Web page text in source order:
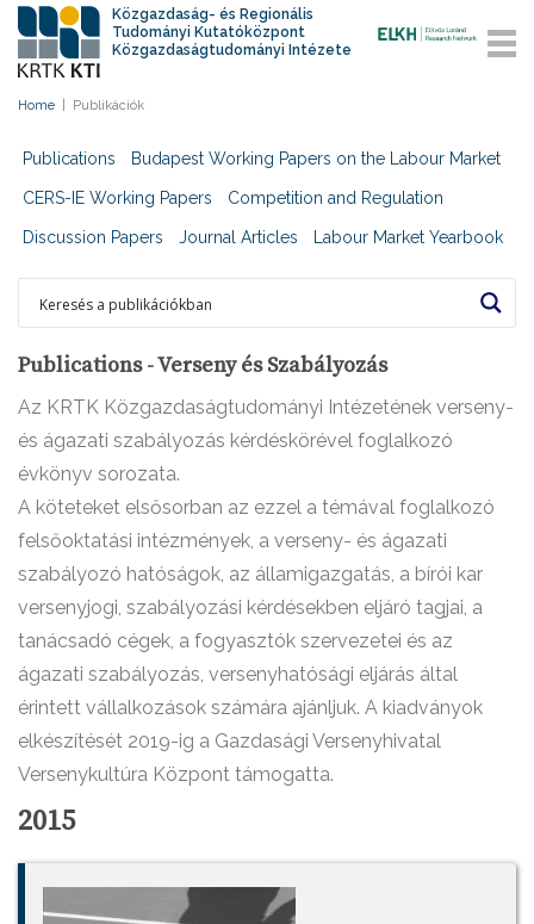
Közgazdaság- és Regionális
Tudományi Kutatóközpont
Közgazdaságtudományi Intézete
Home Publikációk
Publications Budapest Working Papers on the Labour Market
CERS-IE Working Papers Competition and Regulation
Discussion Papers Journal Articles Labour Market Yearbook
Publications - Verseny és Szabályozás
Az KRTK Közgazdaságtudományi Intézetének verseny-
és ágazati szabályozás kérdéskörével foglalkozó
évkönyv sorozata.
A köteteket elsősorban az ezzel a témával foglalkozó
felsőoktatási intézmények, a verseny- és ágazati
szabályozó hatóságok, az államigazgatás, a bírói kar
versenyjogi, szabályozási kérdésekben eljáró tagjai, a
tanácsadó cégek, a fogyasztók szervezetei és az
ágazati szabályozás, versenyhatósági eljárás által
érintett vállalkozások számára ajánljuk. A kiadványok
elkészítését 2019-ig a Gazdasági Versenyhivatal
Versenykultúra Központ támogatta.
2015